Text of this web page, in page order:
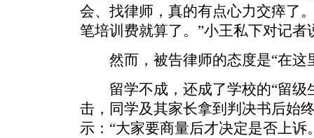
会、找律师，真的有点心力交瘁了
笔培训费就算了。”小王私下对记者
然而，被告律师的态度是“在这
留学不成，还成了学校的“留级
击，同学及其家长拿到判决书后始
示：“大家要商量后才决定是否上诉